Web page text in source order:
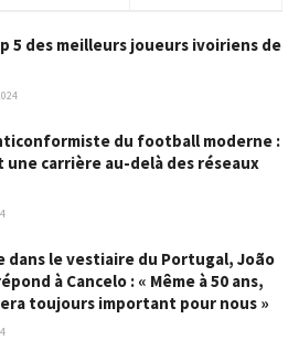
5 des meilleurs joueurs ivoiriens de
du football moderne :
une carrière au-delà des réseaux
dans le vestiaire du Portugal, João
à Cancelo : « Même à 50 ans,
toujours important pour nous »